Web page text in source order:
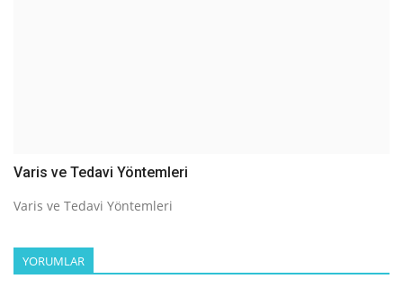
Varis ve Tedavi Yöntemleri
Varis ve Tedavi Yöntemleri
YORUMLAR